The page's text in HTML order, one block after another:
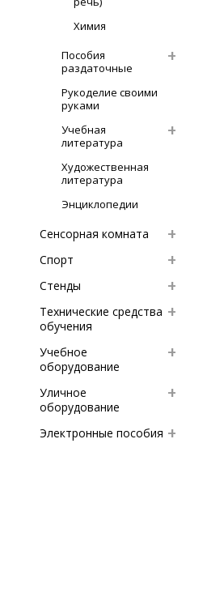
Химия
Пособия
раздаточные
Рукоделие своими
руками
Учебная
литература
Художественная
литература
Энциклопедии
Сенсорная комната
Спорт
Стенды
Технические средства
обучения
Учебное
оборудование
Уличное
оборудование
Электронные пособия